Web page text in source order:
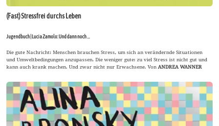
(Fast) Stressfrei durchs Leben
Jugendbuch | Lucia Zamolo: Und dann noch ...
Die gute Nachricht: Menschen brauchen Stress, um sich an verändernde Situationen
und Umweltbedingungen anzupassen. Die weniger gute: zu viel Stress ist nicht gut und
kann auch krank machen. Und zwar nicht nur Erwachsene. VonANDREA WANNER